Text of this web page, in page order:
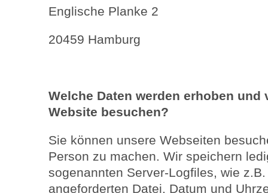
Englische Planke 2
20459 Hamburg
Welche Daten werden erhoben und
Website besuchen?
Sie können unsere Webseiten
Person zu machen. Wir speichern
sogenannten Server-Logfiles, wie
angeforderten Datei, Datum und